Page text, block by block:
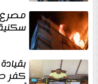
كفر